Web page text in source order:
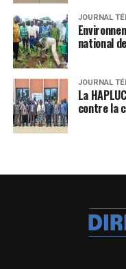
JOURNAL
national
JOURNAL
La
contre la